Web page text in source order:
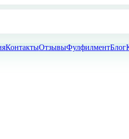
КонтактыОтзывыФулфилментБлог